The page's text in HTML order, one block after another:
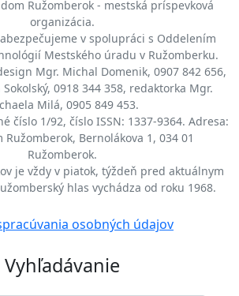
Ružomberok - mestská príspevková
organizácia.
v spolupráci s Oddelením
Mestského úradu v Ružomberku.
Mgr. Michal Domenik, 0907 842 656,
0918 344 358, redaktorka Mgr.
Milá, 0905 849 453.
číslo 1/92, číslo ISSN: 1337-9364. Adresa:
Bernolákova 1, 034 01
Ružomberok.
je vždy v piatok, týždeň pred aktuálnym
hlas vychádza od roku 1968.
osobných údajov
Vyhľadávanie